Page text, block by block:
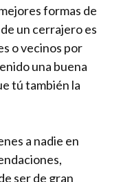
formas de
un cerrajero es
o vecinos por
una buena
tú también la
a nadie en
ser de gran